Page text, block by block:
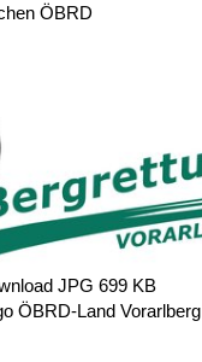
ÖBRD
JPG 699 KB
ÖBRD-Land Vorarlberg